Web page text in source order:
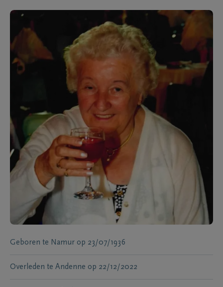
Geboren te Namur op 23/07/1936
Overleden te Andenne op 22/12/2022